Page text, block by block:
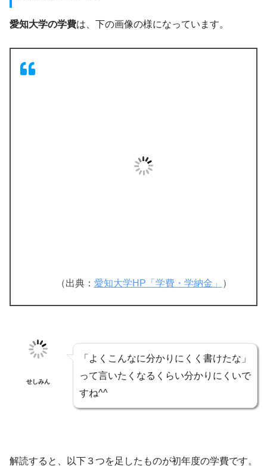
愛知大学の学費は、下の画像の様になっています。
（出典： 愛知大学HP「学費・学納金」 ）
せしみん
「よくこんなに分かりにくく書けたな」
って言いたくなるくらい分かりにくいで
すね^^
解読すると、以下３つを足したものが初年度の学費です。